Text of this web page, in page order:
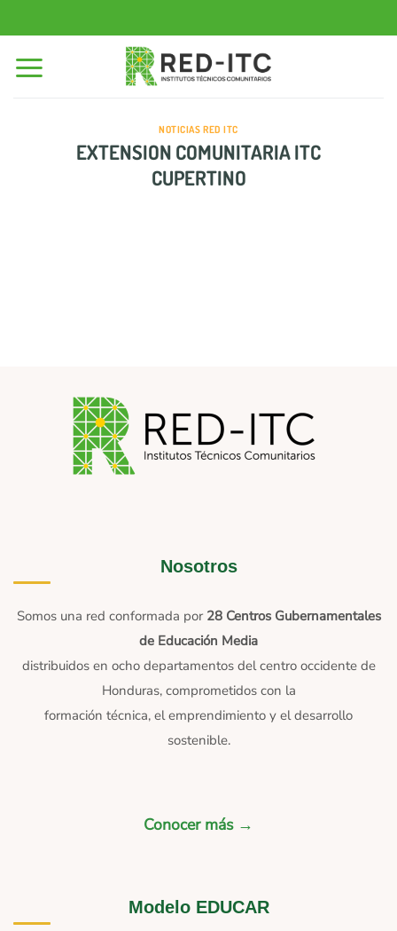
al
contenido
NOTICIAS RED ITC
EXTENSION COMUNITARIA ITC
CUPERTINO
Nosotros
Somos una red conformada por 28 Centros Gubernamentales
de Educación Media
distribuidos en ocho departamentos del centro occidente de
Honduras, comprometidos con la
formación técnica, el emprendimiento y el desarrollo
sostenible.
Conocer más →
Modelo EDUCAR